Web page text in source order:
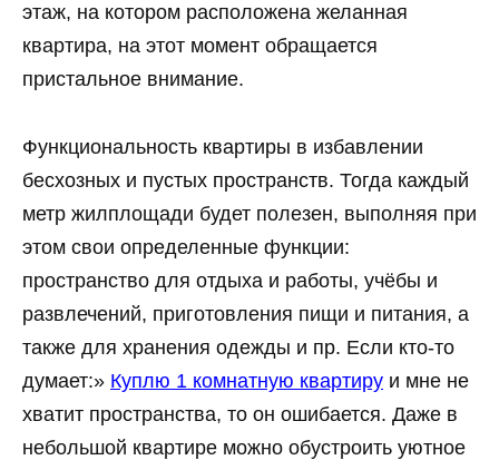
этаж, на котором расположена желанная
квартира, на этот момент обращается
пристальное внимание.
Функциональность квартиры в избавлении
бесхозных и пустых пространств. Тогда каждый
метр жилплощади будет полезен, выполняя при
этом свои определенные функции:
пространство для отдыха и работы, учёбы и
развлечений, приготовления пищи и питания, а
также для хранения одежды и пр. Если кто-то
думает:» Куплю 1 комнатную квартиру и мне не
хватит пространства, то он ошибается. Даже в
небольшой квартире можно обустроить уютное